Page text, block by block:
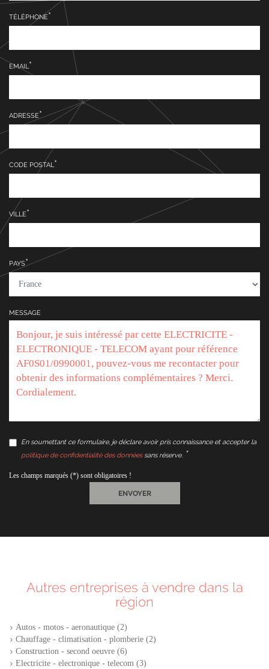
TÉLÉPHONE
EMAIL
ADRESSE
CODE POSTAL
VILLE
PAYS
MESSAGE
En soumettant ce formulaire, je déclare avoir pris connaissance et accepter la
politique de confidentialité des donnéessans réserve.
Les champs marqués (*) sont obligatoires !
ENVOYER
Autres entreprises à vendre dans la
région
Autos - motos - aeronautique (2)
Chauffage - climatisation - plomberie (2)
Construction - second oeuvre (6)
Electricite - electronique - telecom (3)